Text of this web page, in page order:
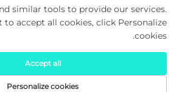
سیاست حفظ حریم خصوصی
similar tools to provide our services.
to accept all cookies, click Personalize
cookies.
Personalize cookies
Accept all